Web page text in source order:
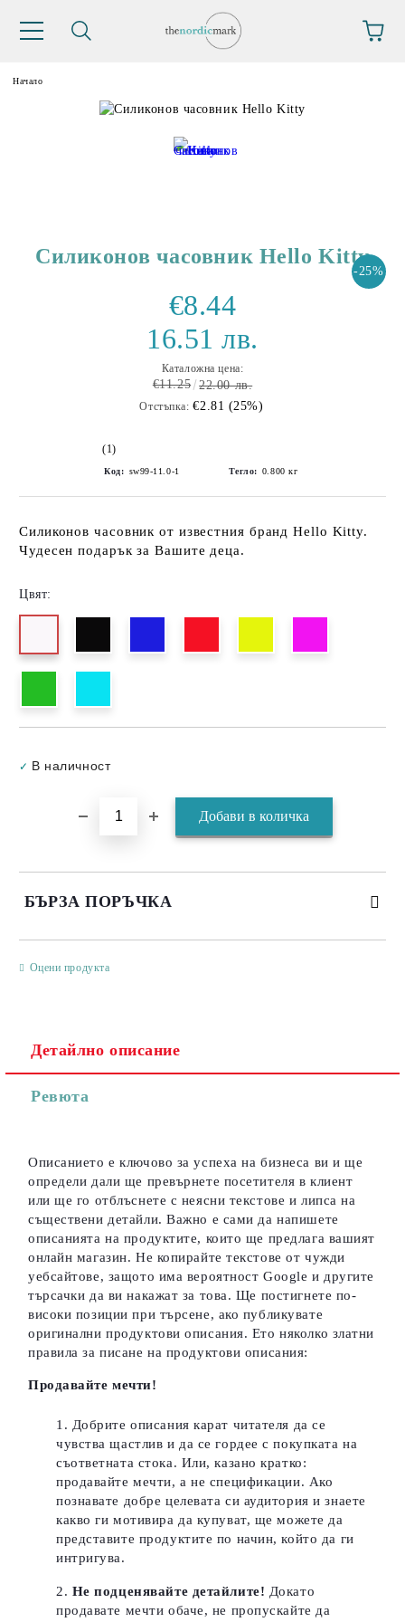
Начало
Силиконов часовник Hello Kitty
-25%
€8.44
16.51 лв.
Каталожна цена:
€11.25 22.00 лв.
Отстъпка: €2.81 (25%)
(1)
Код: sw99-11.0-1 Тегло: 0.800 кг
Силиконов часовник от известния бранд Hello Kitty.
Чудесен подарък за Вашите деца.
Цвят:
✓ В наличност
БЪРЗА ПОРЪЧКА
Оцени продукта
Детайлно описание
Ревюта
Описанието е ключово за успеха на бизнеса ви и ще
определи дали ще превърнете посетителя в клиент
или ще го отблъснете с неясни текстове и липса на
съществени детайли. Важно е сами да напишете
описанията на продуктите, които ще предлага вашият
онлайн магазин. Не копирайте текстове от чужди
уебсайтове, защото има вероятност Google и другите
търсачки да ви накажат за това. Ще постигнете по-
високи позиции при търсене, ако публикувате
оригинални продуктови описания. Ето няколко златни
правила за писане на продуктови описания:
Продавайте мечти!
Добрите описания карат читателя да се
чувства щастлив и да се гордее с покупката на
съответната стока. Или, казано кратко:
продавайте мечти, а не спецификации. Ако
познавате добре целевата си аудитория и знаете
какво ги мотивира да купуват, ще можете да
представите продуктите по начин, който да ги
интригува.
Не подценявайте детайлите! Докато
продавате мечти обаче, не пропускайте да